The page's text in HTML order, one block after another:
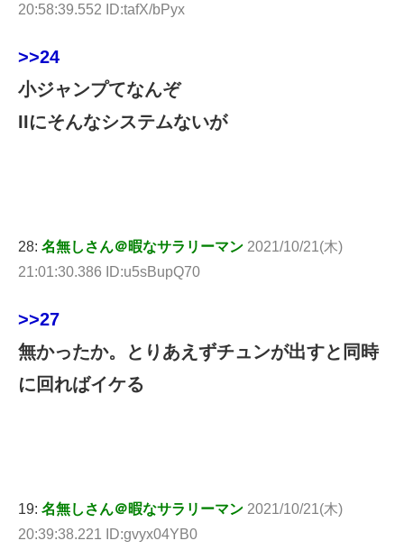
20:58:39.552 ID:tafX/bPyx
>>24
小ジャンプてなんぞ
IIにそんなシステムないが
28: 名無しさん＠暇なサラリーマン 2021/10/21(木)
21:01:30.386 ID:u5sBupQ70
>>27
無かったか。とりあえずチュンが出すと同時
に回ればイケる
19: 名無しさん＠暇なサラリーマン 2021/10/21(木)
20:39:38.221 ID:gvyx04YB0